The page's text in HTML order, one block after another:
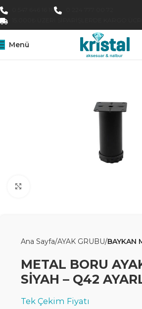
Menü
Ana Sayfa AYAK GRUBU BAYKAN
METAL BORU
SİYAH – Q42